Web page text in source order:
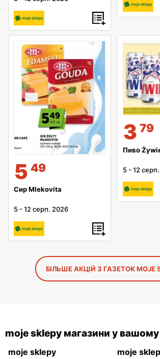
5 49
Сир Mlekovita
5 -12 серп. 2026
3 79
Пиво
5 -12
БІЛЬШЕ АКЦІЙ З ГАЗЕТОК MOJE
moje sklepy магазини у вашому
moje sklepy moje